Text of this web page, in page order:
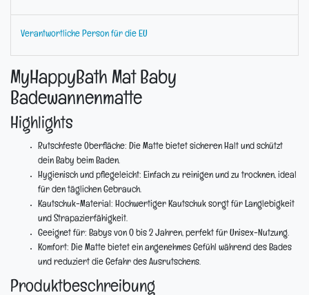
Verantwortliche Person für die EU
MyHappyBath Mat Baby
Badewannenmatte
Highlights
Rutschfeste Oberfläche: Die Matte bietet sicheren Halt und schützt
dein Baby beim Baden.
Hygienisch und pflegeleicht: Einfach zu reinigen und zu trocknen, ideal
für den täglichen Gebrauch.
Kautschuk-Material: Hochwertiger Kautschuk sorgt für Langlebigkeit
und Strapazierfähigkeit.
Geeignet für: Babys von 0 bis 2 Jahren, perfekt für Unisex-Nutzung.
Komfort: Die Matte bietet ein angenehmes Gefühl während des Bades
und reduziert die Gefahr des Ausrutschens.
Produktbeschreibung